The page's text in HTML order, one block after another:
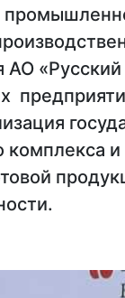
АО
комплекса